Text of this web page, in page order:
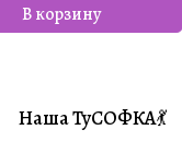
В корзину
#Совместники
Наша ТуСОФКА💃